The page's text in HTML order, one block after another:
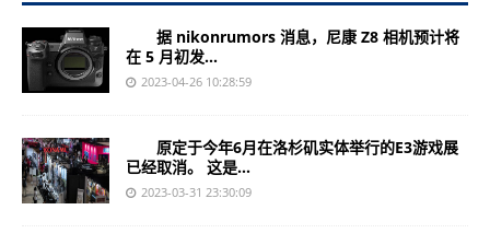
据 nikonrumors 消息，尼康 Z8 相机预计将
在 5 月初发...
2023-04-26 10:28:59
原定于今年6月在洛杉矶实体举行的E3游戏展
已经取消。 这是...
2023-03-31 23:30:09